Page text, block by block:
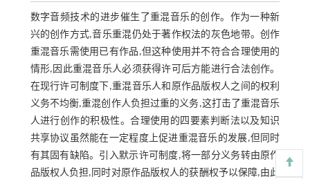
数字音频技术的进步催生了重混音乐的创作。作为一种新
兴的创作方式,音乐重混仍处于著作权法的灰色地带。创作
重混音乐需使用已有作品,但这种使用并不符合合理使用的
情形,因此重混音乐人必须获得许可后方能进行合法创作。
在现行许可制度下,重混音乐人和原作品版权人之间的权利
义务不均衡,重混创作人负担过重的义务,这打击了重混音乐
人进行创作的积极性。合理使用的四要素判断法以及知识
共享协议虽然能在一定程度上促进重混音乐的发展,但同时
有其固有缺陷。引入默示许可制度,将一部分义务转由原作
品版权人负担,同时对原作品版权人的获酬权予以保障,由此